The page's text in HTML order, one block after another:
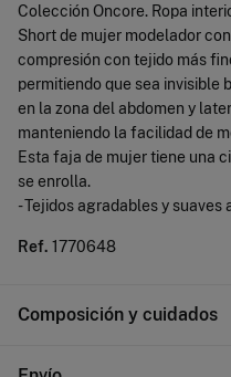
Colección Oncore. Ropa
Short de mujer modelador
compresión con tejido más
permitiendo que sea invisible
en la zona del abdomen y
manteniendo la facilidad de
Esta faja de mujer tiene una
se enrolla.
- Tejidos agradables y suaves
Ref. 1770648
Composición y cuidados
Composición